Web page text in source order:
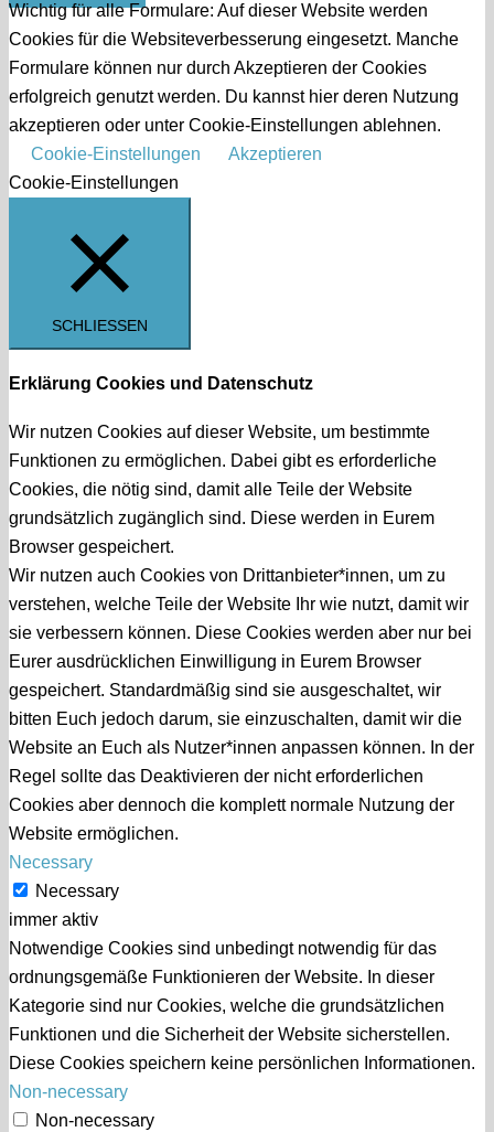
Wichtig für alle Formulare: Auf dieser Website werden
Cookies für die Websiteverbesserung eingesetzt. Manche
Formulare können nur durch Akzeptieren der Cookies
erfolgreich genutzt werden. Du kannst hier deren Nutzung
akzeptieren oder unter Cookie-Einstellungen ablehnen.
Cookie-Einstellungen
Akzeptieren
Cookie-Einstellungen
SCHLIESSEN
Erklärung Cookies und Datenschutz
Wir nutzen Cookies auf dieser Website, um bestimmte
Funktionen zu ermöglichen. Dabei gibt es erforderliche
Cookies, die nötig sind, damit alle Teile der Website
grundsätzlich zugänglich sind. Diese werden in Eurem
Browser gespeichert.
Wir nutzen auch Cookies von Drittanbieter*innen, um zu
verstehen, welche Teile der Website Ihr wie nutzt, damit wir
sie verbessern können. Diese Cookies werden aber nur bei
Eurer ausdrücklichen Einwilligung in Eurem Browser
gespeichert. Standardmäßig sind sie ausgeschaltet, wir
bitten Euch jedoch darum, sie einzuschalten, damit wir die
Website an Euch als Nutzer*innen anpassen können. In der
Regel sollte das Deaktivieren der nicht erforderlichen
Cookies aber dennoch die komplett normale Nutzung der
Website ermöglichen.
Necessary
Necessary
immer aktiv
Notwendige Cookies sind unbedingt notwendig für das
ordnungsgemäße Funktionieren der Website. In dieser
Kategorie sind nur Cookies, welche die grundsätzlichen
Funktionen und die Sicherheit der Website sicherstellen.
Diese Cookies speichern keine persönlichen Informationen.
Non-necessary
Non-necessary